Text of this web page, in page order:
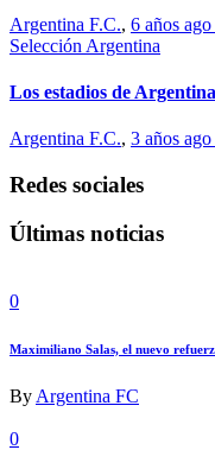
Argentina F.C., 6 años ago
Selección Argentina
Los estadios de
Argentina F.C., 3 años ago
Redes sociales
Últimas noticias
0
Maximiliano Salas, el nuevo
By Argentina FC
0